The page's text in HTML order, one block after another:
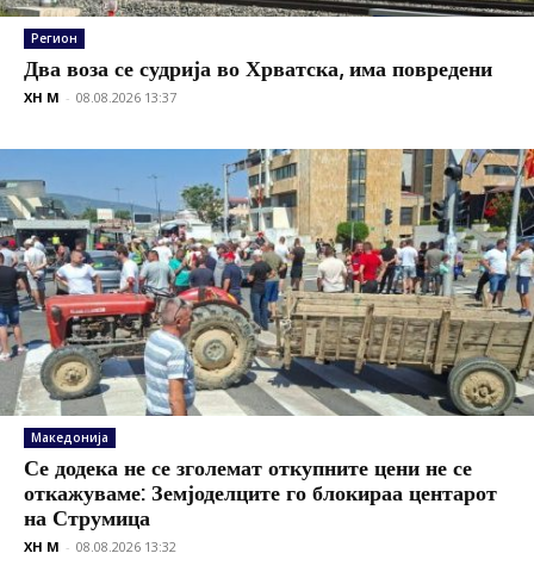
Регион
Два воза се судрија во Хрватска, има повредени
XH M - 08.08.2026 13:37
Македонија
Се додека не се зголемат откупните цени не се
откажуваме: Земјоделците го блокираа центарот
на Струмица
XH M - 08.08.2026 13:32